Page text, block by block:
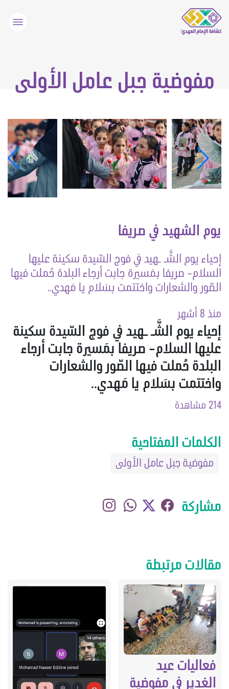
مفوضية جبل عامل الأولى
يوم الشهيد في صريفا
إحياء يوم الشَّـ ـهيد في فوج السّيدة سكينة عليها
السلام- صريفا بمَسيرة جابت أرجاء البلدة حُملت فيها
الصّور والشعارات واختتمت بسَلام يا مَهدي..
منذ 8 أشهر
إحياء يوم الشَّـ ـهيد في فوج السّيدة سكينة
عليها السلام- صريفا بمَسيرة جابت أرجاء
البلدة حُملت فيها الصّور والشعارات
واختتمت بسَلام يا مَهدي..
214 مشاهدة
الكلمات المفتاحية
مفوضية جبل عامل الأولى
مشاركة
مقالات مرتبطة
فعاليات عيد
الغدير في مفوضية